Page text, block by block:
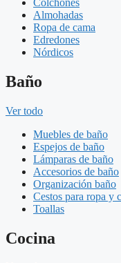
Colchones
Almohadas
Ropa de cama
Edredones
Nórdicos
Baño
Ver todo
Muebles de baño
Espejos de baño
Lámparas de baño
Accesorios de baño
Organización baño
Cestos para ropa y
Toallas
Cocina